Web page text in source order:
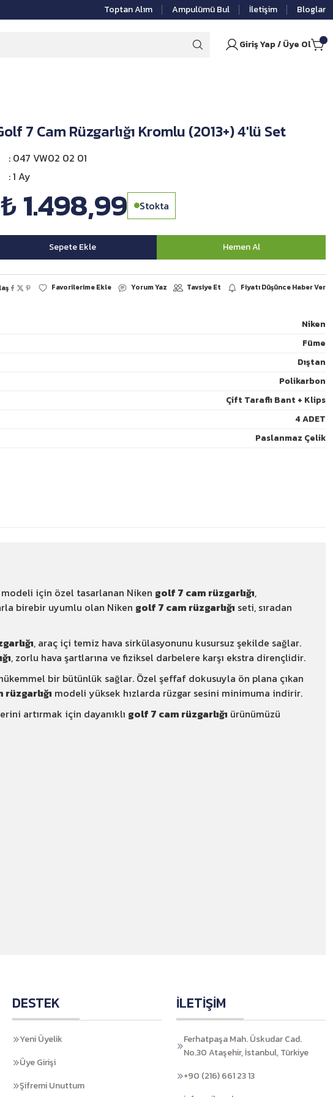
Toptan Alım Ampulümü Bul İletişim Bloglar
Giriş Yap / Üye Ol
7 Cam Rüzgarlığı Kromlu (2013+) 4'lü Set
047 VW02 02 01
1 Ay
₺ 1.498,99 Stokta
Sepete Ekle Hemen Al
Yorum Yaz
Niken
Füme
Dıştan
Polikarbon
Çift Taraflı Bant + Klips
4 ADET
Paslanmaz Çelik
modeli için özel tasarlanan Niken golf 7 cam rüzgarlığı,
birebir uyumlu olan Niken golf 7 cam rüzgarlığı seti, sıradan
, araç içi temiz hava sirkülasyonunu kusursuz şekilde sağlar.
, zorlu hava şartlarına ve fiziksel darbelere karşı ekstra dirençlidir.
bir bütünlük sağlar. Özel şeffaf dokusuyla ön plana çıkan
modeli yüksek hızlarda rüzgar sesini minimuma indirir.
artırmak için dayanıklı golf 7 cam rüzgarlığı ürünümüzü
DESTEK
Yeni Üyelik
Üye Girişi
Şifremi Unuttum
İLETİŞİM
Ferhatpaşa Mah. Üskudar Cad.
No.30 Ataşehir, İstanbul, Türkiye
+90 (216) 661 23 13